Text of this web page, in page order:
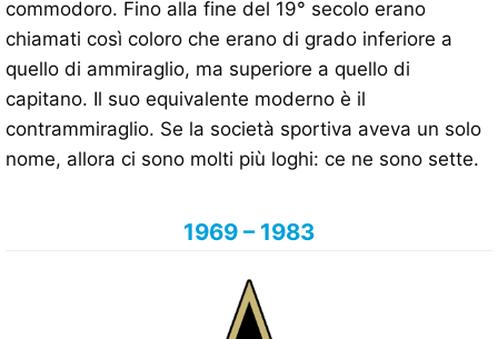
commodoro. Fino alla fine del 19° secolo erano
chiamati così coloro che erano di grado inferiore a
quello di ammiraglio, ma superiore a quello di
capitano. Il suo equivalente moderno è il
contrammiraglio. Se la società sportiva aveva un solo
nome, allora ci sono molti più loghi: ce ne sono sette.
1969 – 1983